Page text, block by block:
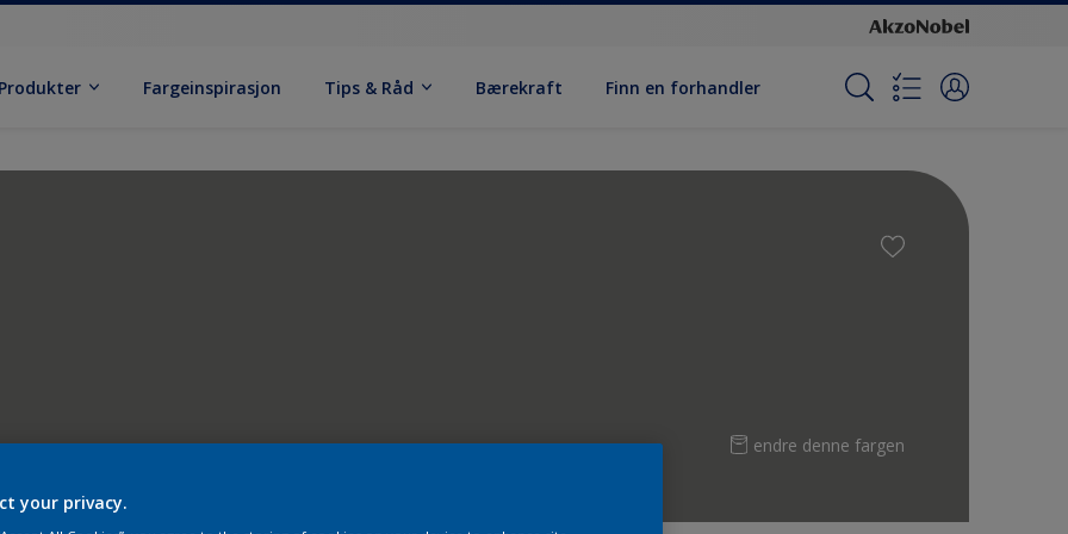
Produkter Fargeinspirasjon Tips & Råd Bærekraft Finn en forhandler
endre denne fargen
your privacy.